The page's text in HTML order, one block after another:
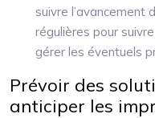
suivre l’avancement
régulières pour
gérer les éventuels
Prévoir des
anticiper les